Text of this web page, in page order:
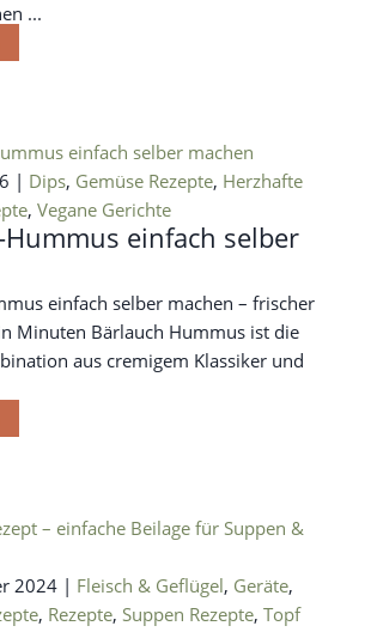
...
| Dips, Gemüse Rezepte, Herzhafte
, Vegane Gerichte
Hummus einfach selber
einfach selber machen – frischer
Minuten Bärlauch Hummus ist die
aus cremigem Klassiker und
2024 | Fleisch & Geflügel, Geräte,
, Rezepte, Suppen Rezepte, Topf